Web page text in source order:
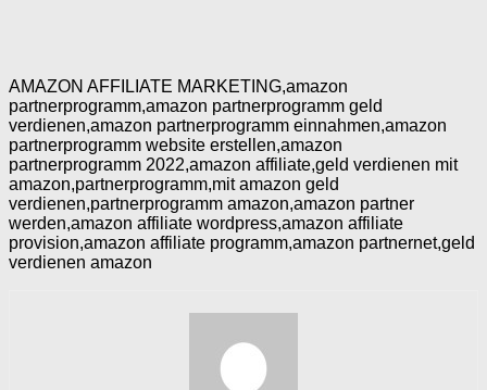
AMAZON AFFILIATE MARKETING,amazon
partnerprogramm,amazon partnerprogramm geld
verdienen,amazon partnerprogramm einnahmen,amazon
partnerprogramm website erstellen,amazon
partnerprogramm 2022,amazon affiliate,geld verdienen mit
amazon,partnerprogramm,mit amazon geld
verdienen,partnerprogramm amazon,amazon partner
werden,amazon affiliate wordpress,amazon affiliate
provision,amazon affiliate programm,amazon partnernet,geld
verdienen amazon